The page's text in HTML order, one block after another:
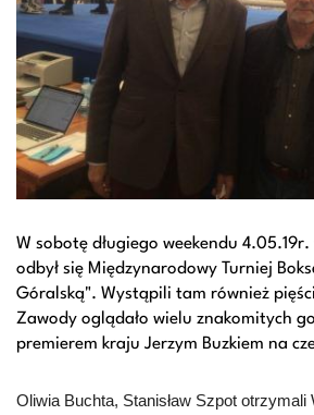
W sobotę długiego weekendu
odbył się Międzynarodowy Turniej
Góralską". Wystąpili tam również
Zawody oglądało wielu znakomitych
premierem kraju Jerzym Buzkiem na
Oliwia Buchta, Stanisław Szpot